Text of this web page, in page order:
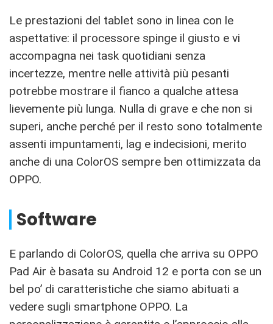
Le prestazioni del tablet sono in linea con le
aspettative: il processore spinge il giusto e vi
accompagna nei task quotidiani senza
incertezze, mentre nelle attività più pesanti
potrebbe mostrare il fianco a qualche attesa
lievemente più lunga. Nulla di grave e che non si
superi, anche perché per il resto sono totalmente
assenti impuntamenti, lag e indecisioni, merito
anche di una ColorOS sempre ben ottimizzata da
OPPO.
Software
E parlando di ColorOS, quella che arriva su OPPO
Pad Air è basata su Android 12 e porta con se un
bel po’ di caratteristiche che siamo abituati a
vedere sugli smartphone OPPO. La